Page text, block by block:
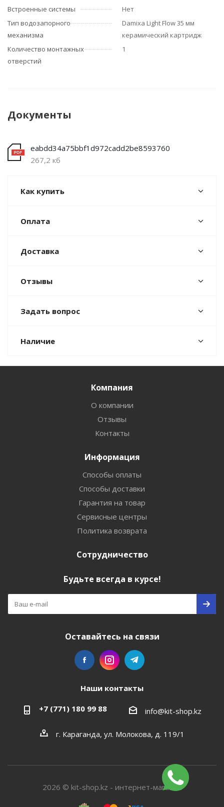
Встроенные системы
Нет
Тип водозапорного
механизма
Damixa Light Flow 35 мм
керамический картридж
Количество монтажных
отверстий
1
Документы
eabdd34a75bbf1d972cadd2be8593760
267,2 кб
Как купить
Оплата
Доставка
Отзывы
Задать вопрос
Наличие
Компания
О компании
Отзывы
Контакты
Информация
Способы оплаты
Способы доставки
Гарантия на товар
Сервисные центры
Политика возврата
Сотрудничество
Будьте всегда в курсе!
Оставайтесь на связи
Наши контакты
+7 (771) 180 99 88 info@kit-shop.kz
г. Караганда, ул. Молокова, д. 119/1
2026 © kit-shop.kz - интернет-магазин